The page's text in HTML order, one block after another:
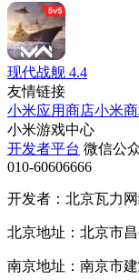
现代战舰 4.4
友情链接
小米应用商店小米
小米游戏中心
开发者平台 微信公
010-60606666
开发者：北京瓦力
北京地址：北京市
南京地址：南京市